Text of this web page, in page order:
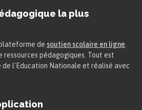
la plus
de soutien scolaire en ligne
ressources pédagogiques. Tout est
de l'Education Nationale et réalisé avec